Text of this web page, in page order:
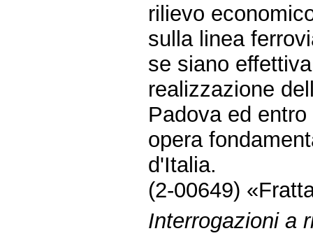
rilievo
sulla linea
se siano
realizzazione
Padova ed
opera
d'Italia.
(2-00649)
Interrogazioni a